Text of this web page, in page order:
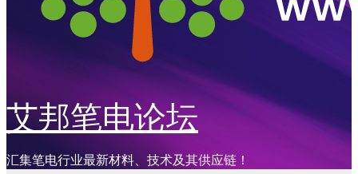
艾邦笔电论坛
汇集笔电行业最新材料、技术及其供应链！